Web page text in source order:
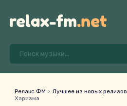
Релакс ФМ Лучшее из новых релизов
Харизма